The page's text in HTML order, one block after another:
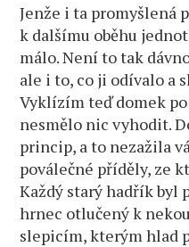
Jenže i ta promyšlená
k dalšímu oběhu
málo. Není to tak
ale i to, co ji odívalo a
Vyklízím teď domek
nesmělo nic vyhodit.
princip, a to nezažila
poválečné příděly, ze
Každý starý hadřík byl
hrnec otlučený k
slepicím, kterým hlad